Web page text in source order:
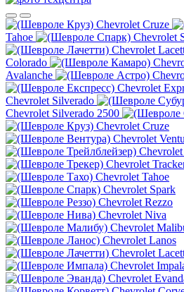
Chevrolet Cruze
Tahoe
Chevrolet
Chevrolet
Colorado
Avalanche
Chevrolet
Chevrolet Silverado
Chevrolet Silverado 2500
Chevrolet Cruze
Chevrolet
Chevrolet
Chevrolet Tahoe
Chevrolet Spark
Chevrolet Rezzo
Chevrolet Niva
Chevrolet
Chevrolet Lanos
Chevrolet
Chevrolet
Chevrolet